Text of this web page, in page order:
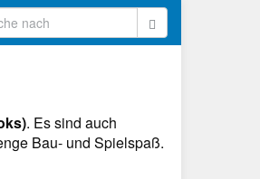
. Es sind auch
Bau- und Spielspaß.